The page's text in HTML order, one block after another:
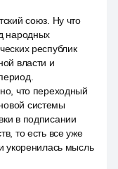
союз. Ну что
народных
республик
власти и
что переходный
системы
в подписании
то есть все уже
укоренилась мысль